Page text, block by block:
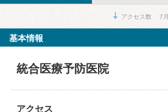
アクセス数 7月
基本情報
統合医療予防医院
アクセス